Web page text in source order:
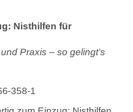
Nisthilfen für
Praxis – so gelingt’s
358-1